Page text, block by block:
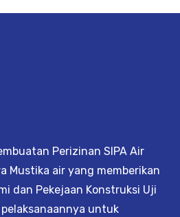
Perizinan SIPA Air
Mustika air yang memberikan
dan Pekejaan Konstruksi Uji
untuk